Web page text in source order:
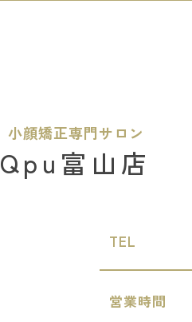
小顔矯正専門サロン
Qpu富山店
TEL
営業時間